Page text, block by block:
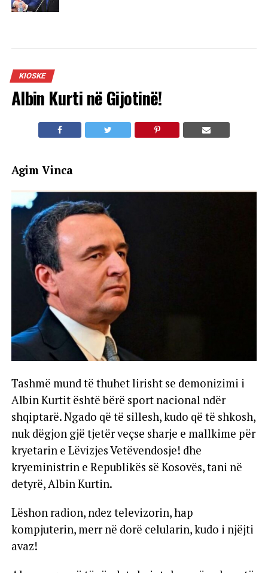
KIOSKE
Albin Kurti në Gijotinë!
Agim Vinca
Tashmë mund të thuhet lirisht se demonizimi i
Albin Kurtit është bërë sport nacional ndër
shqiptarë. Ngado që të sillesh, kudo që të shkosh,
nuk dëgjon gjë tjetër veçse sharje e mallkime për
kryetarin e Lëvizjes Vetëvendosje! dhe
kryeministrin e Republikës së Kosovës, tani në
detyrë, Albin Kurtin.
Lëshon radion, ndez televizorin, hap
kompjuterin, merr në dorë celularin, kudo i njëjti
avaz!